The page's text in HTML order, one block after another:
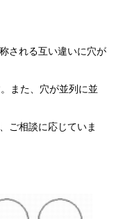
される互い違いに穴が
また、穴が並列に並
ご相談に応じていま